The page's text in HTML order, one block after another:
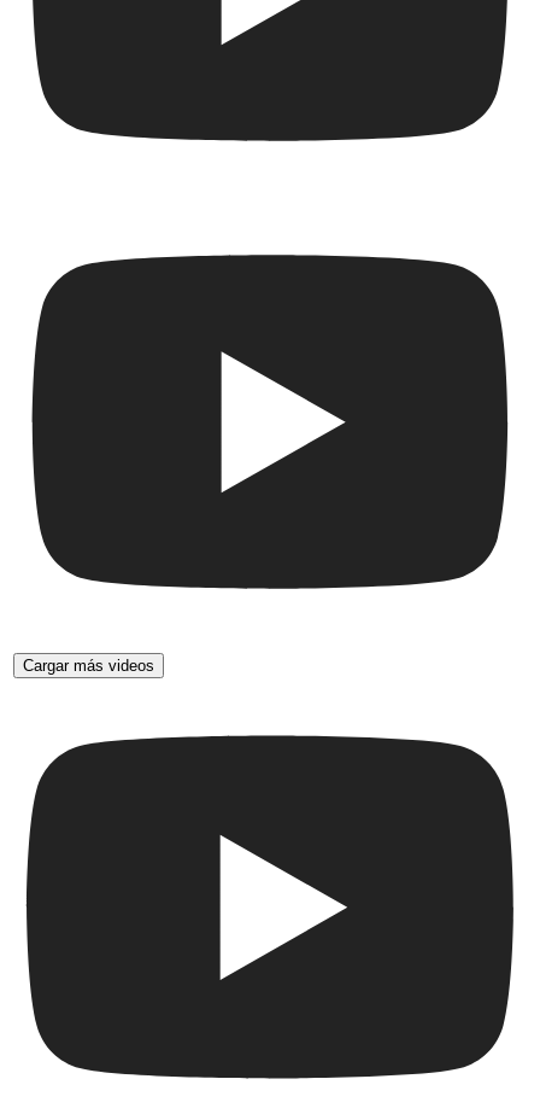
Cargar más videos